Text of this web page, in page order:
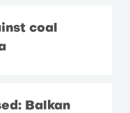
coal
Balkan